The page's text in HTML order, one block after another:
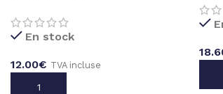
– LB970123
En stock
12.00€ TVA incluse
AJOUTER AU PANIER